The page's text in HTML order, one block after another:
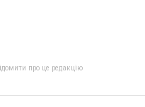
про це редакцію